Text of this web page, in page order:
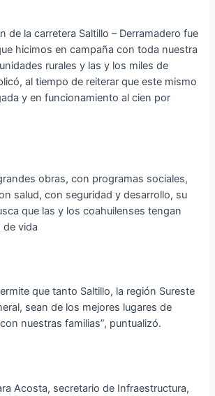
de la carretera Saltillo – Derramadero fue
hicimos en campaña con toda nuestra
rurales y las y los miles de
al tiempo de reiterar que este mismo
y en funcionamiento al cien por
obras, con programas sociales,
salud, con seguridad y desarrollo, su
que las y los coahuilenses tengan
de vida
que tanto Saltillo, la región Sureste
sean de los mejores lugares de
nuestras familias”, puntualizó.
Acosta, secretario de Infraestructura,